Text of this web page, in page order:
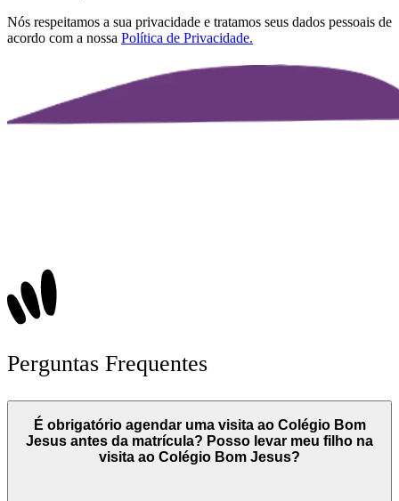
Nós respeitamos a sua privacidade e tratamos seus dados pessoais de
acordo com a nossa Política de Privacidade.
Perguntas Frequentes
É obrigatório agendar uma visita ao Colégio Bom
Jesus antes da matrícula? Posso levar meu filho na
visita ao Colégio Bom Jesus?